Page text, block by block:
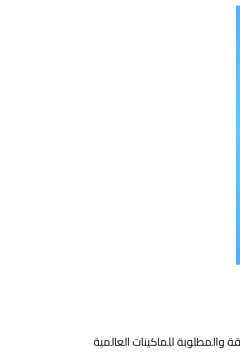
والمطلوبة للماكينات العالمية